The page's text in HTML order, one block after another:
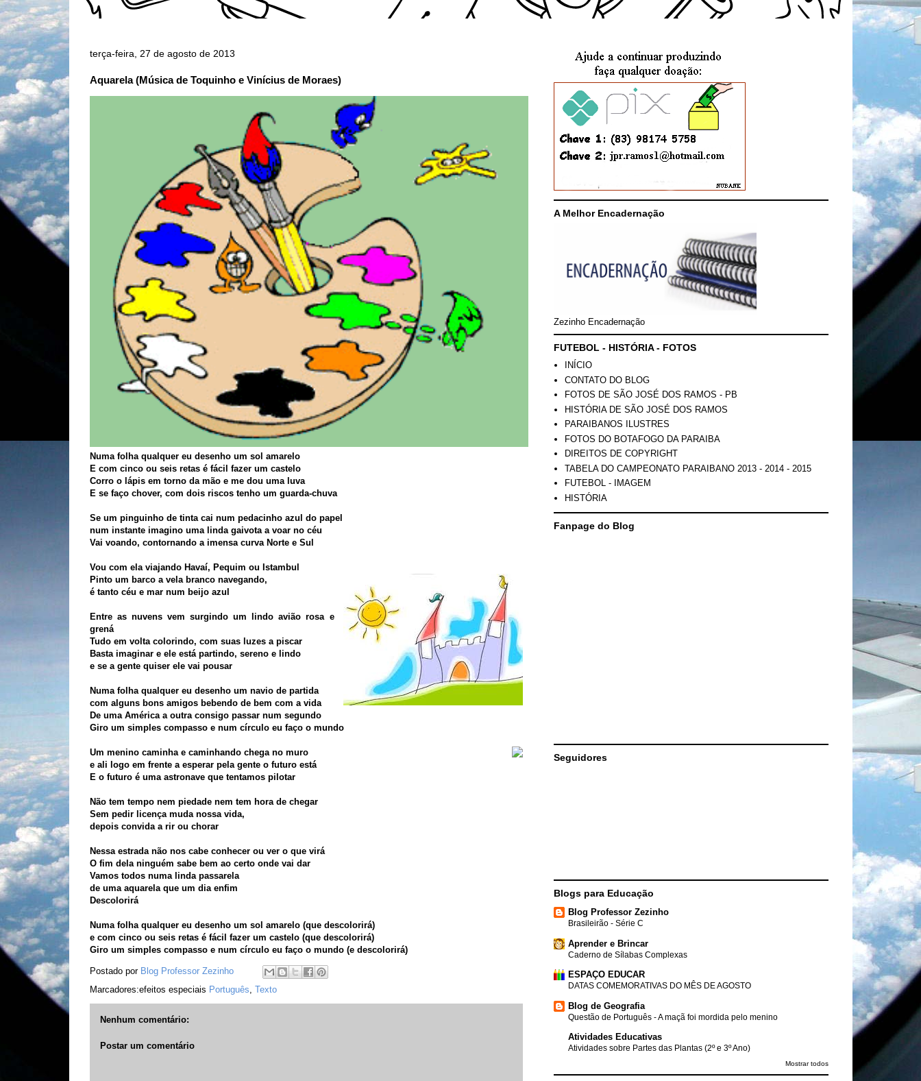
terça-feira, 27 de agosto de 2013
Aquarela (Música de Toquinho e Vinícius de Moraes)
Numa folha qualquer eu desenho um sol amarelo
E com cinco ou seis retas é fácil fazer um castelo
Corro o lápis em torno da mão e me dou uma luva
E se faço chover, com dois riscos tenho um guarda-chuva
Se um pinguinho de tinta cai num pedacinho azul do papel
num instante imagino uma linda gaivota a voar no céu
Vai voando, contornando a imensa curva Norte e Sul
Vou com ela viajando Havaí, Pequim ou Istambul
Pinto um barco a vela branco navegando,
é tanto céu e mar num beijo azul
Entre as nuvens vem surgindo um lindo avião rosa e
grená
Tudo em volta colorindo, com suas luzes a piscar
Basta imaginar e ele está partindo, sereno e lindo
e se a gente quiser ele vai pousar
Numa folha qualquer eu desenho um navio de partida
com alguns bons amigos bebendo de bem com a vida
De uma América a outra consigo passar num segundo
Giro um simples compasso e num círculo eu faço o mundo
Um menino caminha e caminhando chega no muro
e ali logo em frente a esperar pela gente o futuro está
E o futuro é uma astronave que tentamos pilotar
Não tem tempo nem piedade nem tem hora de chegar
Sem pedir licença muda nossa vida,
depois convida a rir ou chorar
Nessa estrada não nos cabe conhecer ou ver o que virá
O fim dela ninguém sabe bem ao certo onde vai dar
Vamos todos numa linda passarela
de uma aquarela que um dia enfim
Descolorirá
Numa folha qualquer eu desenho um sol amarelo (que descolorirá)
e com cinco ou seis retas é fácil fazer um castelo (que descolorirá)
Giro um simples compasso e num círculo eu faço o mundo (e descolorirá)
Postado por Blog Professor Zezinho
Marcadores:efeitos especiais Português, Texto
Nenhum comentário:
Postar um comentário
A Melhor Encadernação
Zezinho Encadernação
FUTEBOL - HISTÓRIA - FOTOS
INÍCIO
CONTATO DO BLOG
FOTOS DE SÃO JOSÉ DOS RAMOS - PB
HISTÓRIA DE SÃO JOSÉ DOS RAMOS
PARAIBANOS ILUSTRES
FOTOS DO BOTAFOGO DA PARAIBA
DIREITOS DE COPYRIGHT
TABELA DO CAMPEONATO PARAIBANO 2013 - 2014 - 2015
FUTEBOL - IMAGEM
HISTÓRIA
Fanpage do Blog
Seguidores
Blogs para Educação
Blog Professor Zezinho
Brasileirão - Série C
Aprender e Brincar
Caderno de Sílabas Complexas
ESPAÇO EDUCAR
DATAS COMEMORATIVAS DO MÊS DE AGOSTO
Blog de Geografia
Questão de Português - A maçã foi mordida pelo menino
Atividades Educativas
Atividades sobre Partes das Plantas (2º e 3º Ano)
Mostrar todos